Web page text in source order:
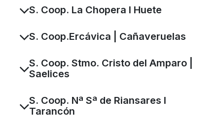
S. Coop. La Chopera I Huete
S. Coop.Ercávica | Cañaveruelas
S. Coop. Stmo. Cristo del Amparo |
Saelices
S. Coop. Nª Sª de Riansares I
Tarancón